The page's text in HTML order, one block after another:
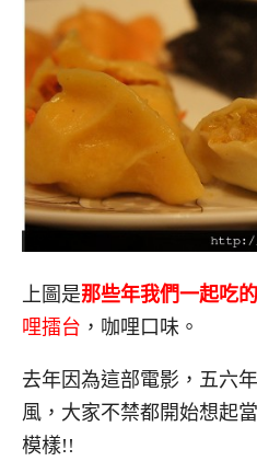
上圖是那些年我們一起吃
哩擂台 ，咖哩口味。
去年因為這部電影，五六
風，大家不禁都開始想起
模樣!!